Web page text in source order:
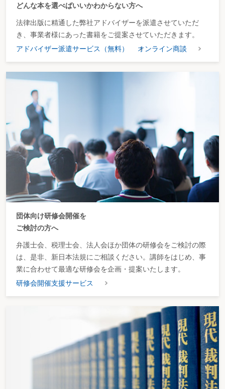
どんな本を選べばいいかわからない方へ
法律出版に精通した弊社アドバイザーを派遣させていただ
き、事業者様にあった書籍をご提案させていただきます。
アドバイザー派遣サービス（無料）
オンライン商談
団体向け研修会開催を
ご検討の方へ
弁護士会、税理士会、法人会ほか団体の研修会をご検討の際
は、是非、新日本法規にご相談ください。講師をはじめ、事
業に合わせて最適な研修会を企画・提案いたします。
研修会開催支援サービス